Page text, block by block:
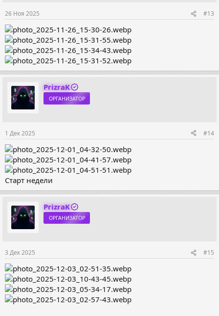
26 Ноя 2025 #13
PrizraK
ОРГАНИЗАТОР
1 Дек 2025 #14
Старт недели
PrizraK
ОРГАНИЗАТОР
3 Дек 2025 #15